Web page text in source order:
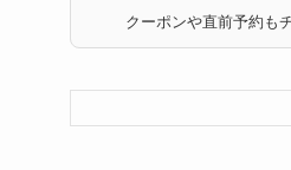
クーポンや直前予約も